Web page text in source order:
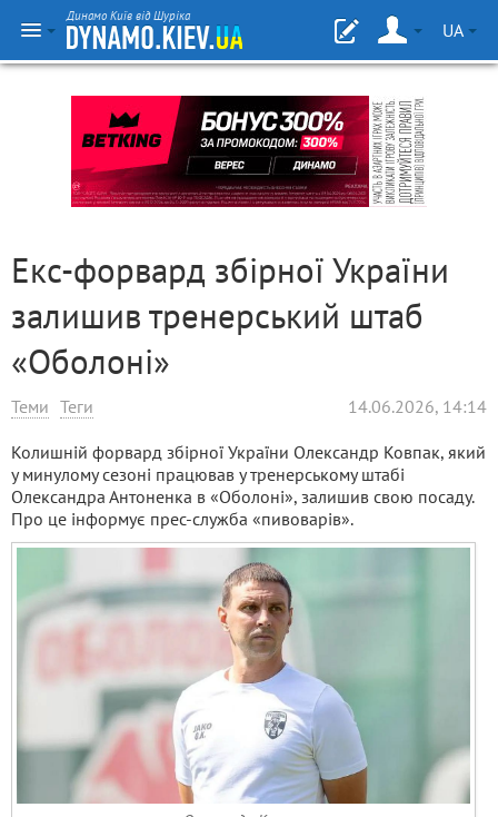
Динамо Київ від Шуріка
UA
Екс-форвард збірної України
залишив тренерський штаб
«Оболоні»
Теми Теги 14.06.2026, 14:14
Колишній форвард збірної України Олександр Ковпак, який
у минулому сезоні працював у тренерському штабі
Олександра Антоненка в «Оболоні», залишив свою посаду.
Про це інформує прес-служба «пивоварів».